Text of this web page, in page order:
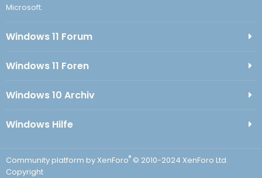
Microsoft.
Windows 11 Forum
Windows 11 Foren
Windows 10 Archiv
Windows Hilfe
Community platform by XenForo® © 2010-2024 XenForo Ltd.
Copyright